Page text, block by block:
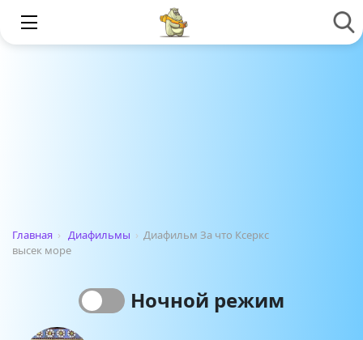
Главная › Диафильмы › Диафильм За что Ксеркс
высек море
Ночной режим